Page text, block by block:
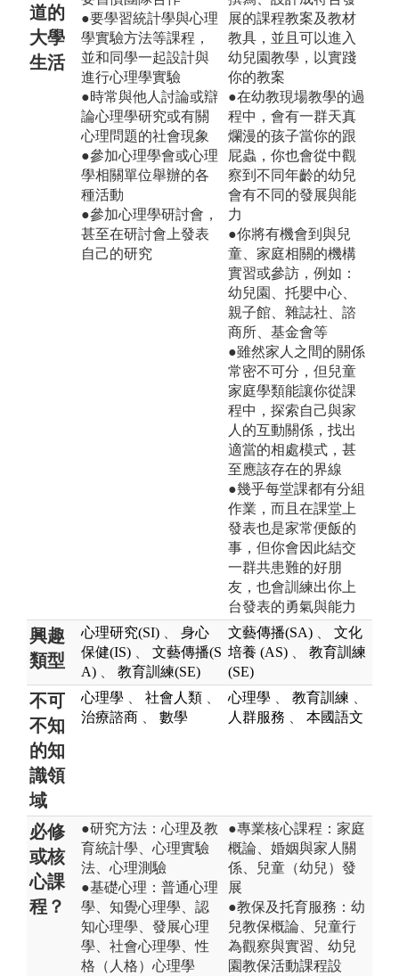
道的
大學
生活
●要學習統計學與心理
學實驗方法等課程，
並和同學一起設計與
進行心理學實驗
●時常與他人討論或辯
論心理學研究或有關
心理問題的社會現象
●參加心理學會或心理
學相關單位舉辦的各
種活動
●參加心理學研討會，
甚至在研討會上發表
自己的研究
展的課程教案及教材
教具，並且可以進入
幼兒園教學，以實踐
你的教案
●在幼教現場教學的過
程中，會有一群天真
爛漫的孩子當你的跟
屁蟲，你也會從中觀
察到不同年齡的幼兒
會有不同的發展與能
力
●你將有機會到與兒
童、家庭相關的機構
實習或參訪，例如：
幼兒園、托嬰中心、
親子館、雜誌社、諮
商所、基金會等
●雖然家人之間的關係
常密不可分，但兒童
家庭學類能讓你從課
程中，探索自己與家
人的互動關係，找出
適當的相處模式，甚
至應該存在的界線
●幾乎每堂課都有分組
作業，而且在課堂上
發表也是家常便飯的
事，但你會因此結交
一群共患難的好朋
友，也會訓練出你上
台發表的勇氣與能力
興趣
類型
心理研究(SI)
身心
保健(IS)
文藝傳播(S
A)
教育訓練(SE)
文藝傳播(SA)
文化
培養 (AS)
教育訓練
(SE)
不可
不知
的知
識領
域
心理學 社會人類
治療諮商
數學
心理學 教育訓練
人群服務
本國語文
必修
或核
心課
程？
●研究方法：心理及教
育統計學、心理實驗
法、心理測驗
●基礎心理：普通心理
學、知覺心理學、認
知心理學、發展心理
學、社會心理學、性
格（人格）心理學
●專業核心課程：家庭
概論、婚姻與家人關
係、兒童（幼兒）發
展
●教保及托育服務：幼
兒教保概論、兒童行
為觀察與實習、幼兒
園教保活動課程設